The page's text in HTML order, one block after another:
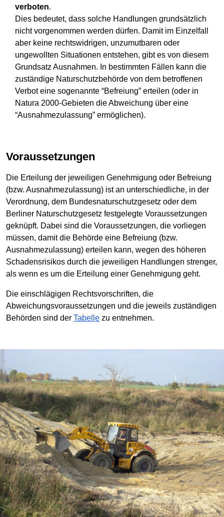
verboten.
Dies bedeutet, dass solche Handlungen grundsätzlich
nicht vorgenommen werden dürfen. Damit im Einzelfall
aber keine rechtswidrigen, unzumutbaren oder
ungewollten Situationen entstehen, gibt es von diesem
Grundsatz Ausnahmen. In bestimmten Fällen kann die
zuständige Naturschutzbehörde von dem betroffenen
Verbot eine sogenannte “Befreiung” erteilen (oder in
Natura 2000-Gebieten die Abweichung über eine
“Ausnahmezulassung” ermöglichen).
Voraussetzungen
Die Erteilung der jeweiligen Genehmigung oder Befreiung
(bzw. Ausnahmezulassung) ist an unterschiedliche, in der
Verordnung, dem Bundesnaturschutzgesetz oder dem
Berliner Naturschutzgesetz festgelegte Voraussetzungen
geknüpft. Dabei sind die Voraussetzungen, die vorliegen
müssen, damit die Behörde eine Befreiung (bzw.
Ausnahmezulassung) erteilen kann, wegen des höheren
Schadensrisikos durch die jeweiligen Handlungen strenger,
als wenn es um die Erteilung einer Genehmigung geht.
Die einschlägigen Rechtsvorschriften, die
Abweichungsvoraussetzungen und die jeweils zuständigen
Behörden sind der Tabelle zu entnehmen.